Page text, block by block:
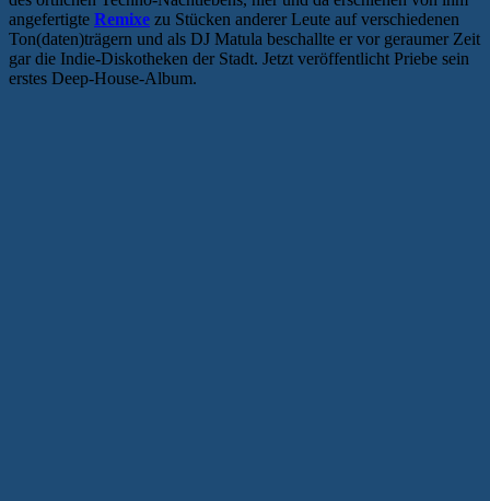
angefertigte Remixe zu Stücken anderer Leute auf verschiedenen
Ton(daten)trägern und als DJ Matula beschallte er vor geraumer Zeit
gar die Indie-Diskotheken der Stadt. Jetzt veröffentlicht Priebe sein
erstes Deep-House-Album.